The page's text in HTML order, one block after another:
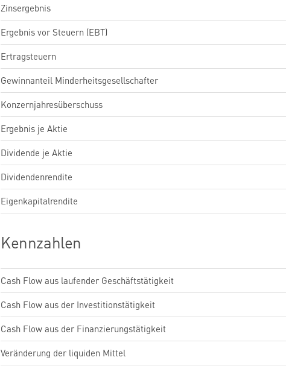
Zinsergebnis
Ergebnis vor Steuern (EBT)
Ertragsteuern
Gewinnanteil Minderheitsgesellschafter
Konzernjahresüberschuss
Ergebnis je Aktie
Dividende je Aktie
Dividendenrendite
Eigenkapitalrendite
Kennzahlen
Cash Flow aus laufender Geschäftstätigkeit
Cash Flow aus der Investitionstätigkeit
Cash Flow aus der Finanzierungstätigkeit
Veränderung der liquiden Mittel